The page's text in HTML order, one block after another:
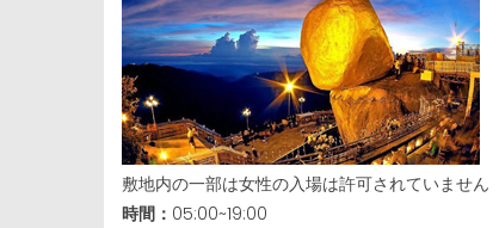
敷地内の一部は女性の入場は許可されていません
時間： 05:00~19:00